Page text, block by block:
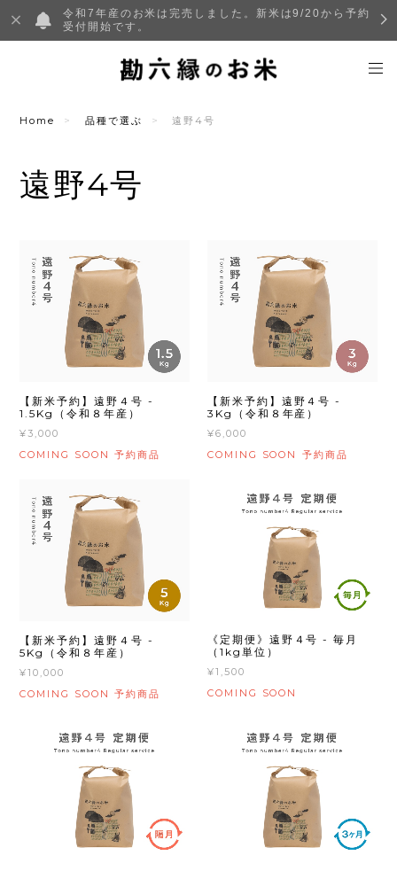
令和7年産のお米は完売しました。新米は9/20から予約
受付開始です。
Home 品種で選ぶ 遠野4号
遠野4号
【新米予約】遠野４号 -
1.5Kg（令和８年産）
¥3,000
COMING SOON
予約商品
【新米予約】遠野４号 -
3Kg（令和８年産）
¥6,000
COMING SOON
予約商品
【新米予約】遠野４号 -
5Kg（令和８年産）
¥10,000
COMING SOON
予約商品
《定期便》遠野４号 - 毎月
（1kg単位）
¥1,500
COMING SOON